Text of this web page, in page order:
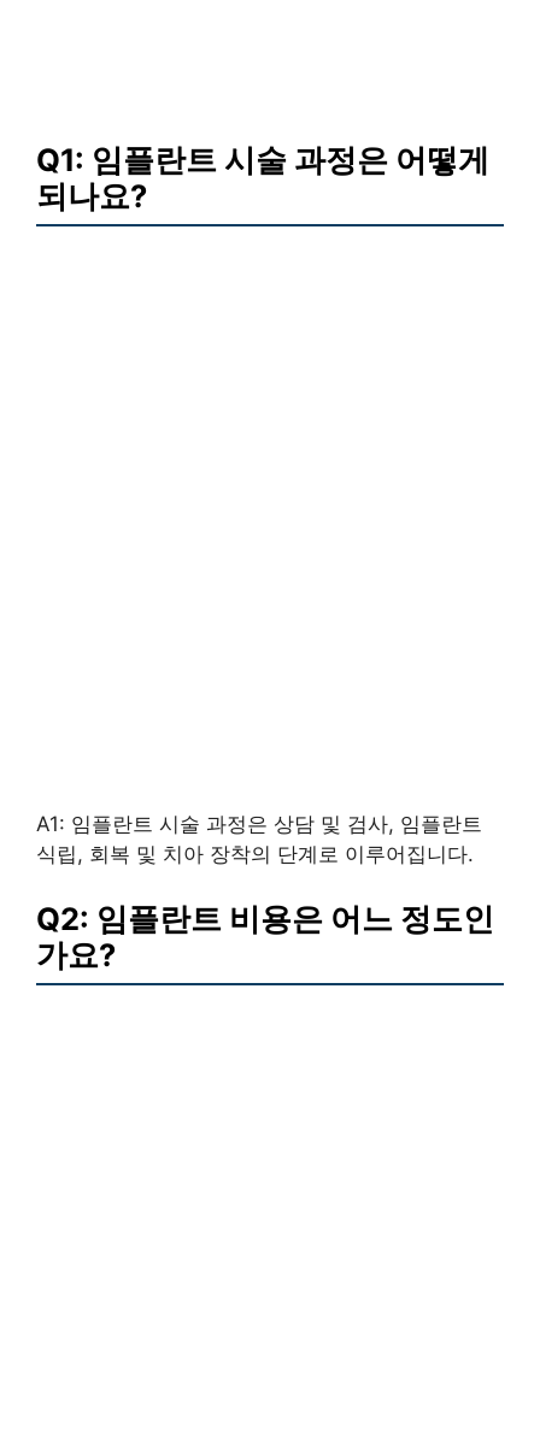
Q1: 임플란트 시술 과정은 어떻게
되나요?
A1: 임플란트 시술 과정은 상담 및 검사, 임플란트
식립, 회복 및 치아 장착의 단계로 이루어집니다.
Q2: 임플란트 비용은 어느 정도인
가요?